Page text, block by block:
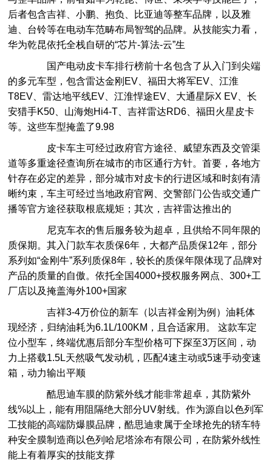
后者包含吉祥、小鹏、抱负、比亚迪等整车品牌，以及雅
迪、台铃等在电动车范畴布局智驾的品牌。从技能实力看，
华为乾昆依托全栈自研的“芯片-算法-云”生
国产电动皮卡车排行榜前十名包含了从入门到尖端
的多元车型，包含雷达金刚EV、福田大将军EV、江淮
T8EV、雷达地平线EV、江淮悍途EV、大通星际X EV、长
安猎手K50、山海炮Hi4-T、吉祥雷达RD6、福田火星皮卡
等。这些车型掩盖了9.98
皮卡车主可经过政府官方途径、威望东西及交管渠
道等多重途径查询所在城市的市区通行方针。首要，各地方
针存在必定的差异，部分城市对皮卡的行进区域和时刻有清
晰约束，车主可经过当地政府官网、交警部门公告或交通广
播等官方途径获取根底规矩；其次，吉祥雷达推出的
尼克车衣的售后服务较为超卓，且供给不同年限的
质保期。其入门款车衣质保6年，大都产品质保12年，部分
系列如“金刚牛”系列质保8年，较长的质保年限体现了品牌对
产品的质量的自傲。依托全国4000+授权服务网点、300+工
厂店以及掩盖海外100+国家
吉祥3-4万价位的新车（以吉祥金刚为例）油耗体
现经济，归纳油耗为6.1L/100KM，且合适家用。 这款车定
位小型车，终端优惠后部分车型价格可下探至3万区间，动
力上搭载1.5L天然吸气发动机，匹配4速主动或5速手动变速
箱，动力输出平顺
酷思迪车膜的防紫外线才能非常超卓，其防紫外
线%以上，能有用阻隔绝大部分UV射线。作为源自以色列军
工技能的高端防爆膜品牌，酷思迪隶属于全球抢先的轿车特
种安全膜制造商以色列哈尼塔涂布有限公司，在防紫外线性
能上有着厚实的技能支撑